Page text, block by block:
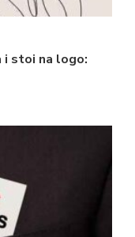
i stoi na logo: